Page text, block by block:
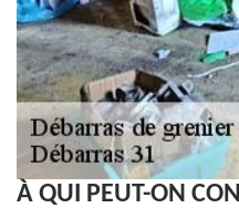
À QUI PEUT-ON